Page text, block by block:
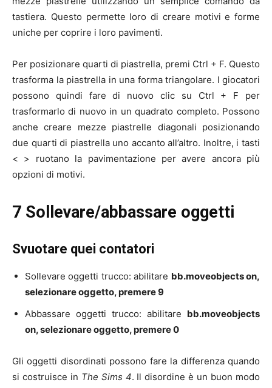
tastiera. Questo permette loro di creare motivi e forme
uniche per coprire i loro pavimenti.
Per posizionare quarti di piastrella, premi Ctrl + F. Questo
trasforma la piastrella in una forma triangolare. I giocatori
possono quindi fare di nuovo clic su Ctrl + F per
trasformarlo di nuovo in un quadrato completo. Possono
anche creare mezze piastrelle diagonali posizionando
due quarti di piastrella uno accanto all’altro. Inoltre, i tasti
< > ruotano la pavimentazione per avere ancora più
opzioni di motivi.
7 Sollevare/abbassare oggetti
Svuotare quei contatori
Sollevare oggetti trucco: abilitare bb.moveobjects on,
selezionare oggetto, premere 9
Abbassare oggetti trucco: abilitare bb.moveobjects
on, selezionare oggetto, premere 0
Gli oggetti disordinati possono fare la differenza quando
si costruisce in The Sims 4. Il disordine è un buon modo